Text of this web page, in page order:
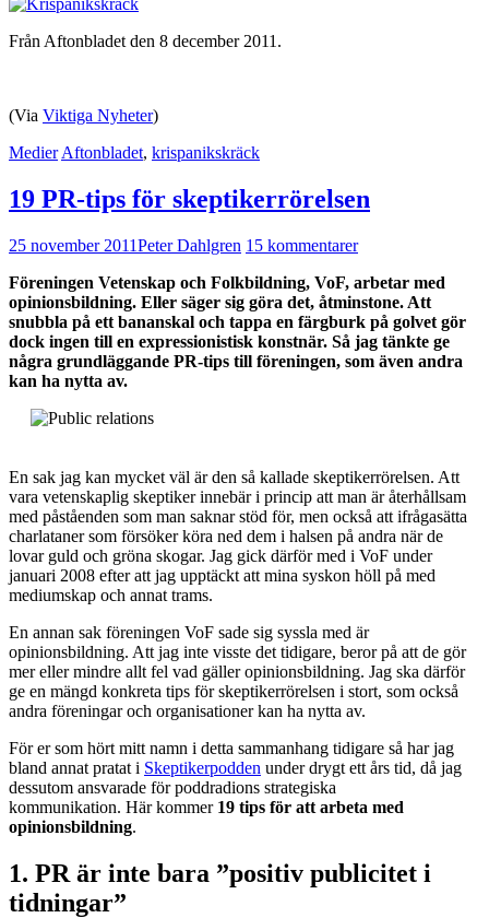
Från Aftonbladet den 8 december 2011.
(Via Viktiga Nyheter)
Medier Aftonbladet, krispanikskräck
19 PR-tips för skeptikerrörelsen
25 november 2011Peter Dahlgren 15 kommentarer
Föreningen Vetenskap och Folkbildning, VoF, arbetar med
opinionsbildning. Eller säger sig göra det, åtminstone. Att
snubbla på ett bananskal och tappa en färgburk på golvet gör
dock ingen till en expressionistisk konstnär. Så jag tänkte ge
några grundläggande PR-tips till föreningen, som även andra
kan ha nytta av.
En sak jag kan mycket väl är den så kallade skeptikerrörelsen. Att
vara vetenskaplig skeptiker innebär i princip att man är återhållsam
med påståenden som man saknar stöd för, men också att ifrågasätta
charlataner som försöker köra ned dem i halsen på andra när de
lovar guld och gröna skogar. Jag gick därför med i VoF under
januari 2008 efter att jag upptäckt att mina syskon höll på med
mediumskap och annat trams.
En annan sak föreningen VoF sade sig syssla med är
opinionsbildning. Att jag inte visste det tidigare, beror på att de gör
mer eller mindre allt fel vad gäller opinionsbildning. Jag ska därför
ge en mängd konkreta tips för skeptikerrörelsen i stort, som också
andra föreningar och organisationer kan ha nytta av.
För er som hört mitt namn i detta sammanhang tidigare så har jag
bland annat pratat i Skeptikerpodden under drygt ett års tid, då jag
dessutom ansvarade för poddradions strategiska
kommunikation. Här kommer 19 tips för att arbeta med
opinionsbildning.
1. PR är inte bara ”positiv publicitet i
tidningar”